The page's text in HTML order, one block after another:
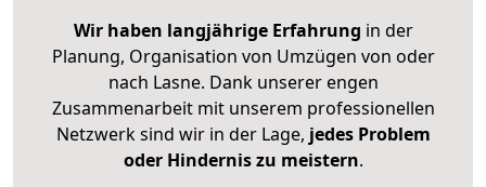
Wir haben langjährige Erfahrung in der
Planung, Organisation von Umzügen von oder
nach Lasne. Dank unserer engen
Zusammenarbeit mit unserem professionellen
Netzwerk sind wir in der Lage, jedes Problem
oder Hindernis zu meistern.